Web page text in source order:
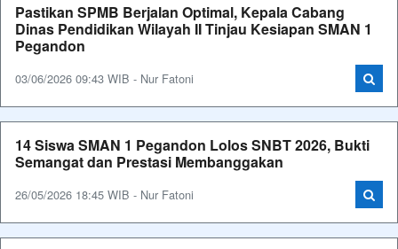
Pastikan SPMB Berjalan Optimal, Kepala Cabang
Dinas Pendidikan Wilayah II Tinjau Kesiapan SMAN 1
Pegandon
03/06/2026 09:43 WIB - Nur Fatoni
14 Siswa SMAN 1 Pegandon Lolos SNBT 2026, Bukti
Semangat dan Prestasi Membanggakan
26/05/2026 18:45 WIB - Nur Fatoni